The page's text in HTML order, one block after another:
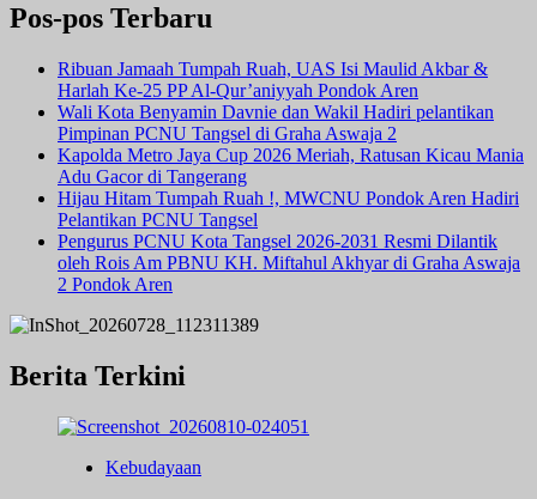
Pos-pos Terbaru
Ribuan Jamaah Tumpah Ruah, UAS Isi Maulid Akbar &
Harlah Ke-25 PP Al-Qur’aniyyah Pondok Aren
Wali Kota Benyamin Davnie dan Wakil Hadiri pelantikan
Pimpinan PCNU Tangsel di Graha Aswaja 2
Kapolda Metro Jaya Cup 2026 Meriah, Ratusan Kicau Mania
Adu Gacor di Tangerang
Hijau Hitam Tumpah Ruah !, MWCNU Pondok Aren Hadiri
Pelantikan PCNU Tangsel
Pengurus PCNU Kota Tangsel 2026-2031 Resmi Dilantik
oleh Rois Am PBNU KH. Miftahul Akhyar di Graha Aswaja
2 Pondok Aren
Berita Terkini
Kebudayaan